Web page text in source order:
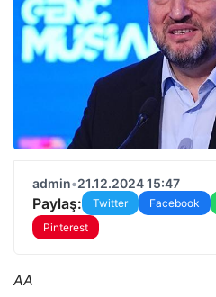
admin•21.12.2024 15:47
Paylaş: Twitter Facebook
Pinterest
AA